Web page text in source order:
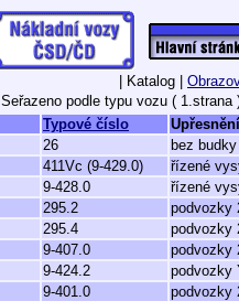
| Katalog |
Seřazeno podle typu vozu ( 1.strana
Typové číslo
Upřesnění
26
bez budky
411Vc (9-429.0)
řízené
9-428.0
řízené
295.2
podvozky
295.4
podvozky
9-407.0
podvozky
9-424.2
podvozky
9-401.0
podvozky